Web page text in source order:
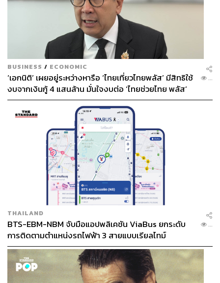
BUSINESS / ECONOMIC
‘เอกนิติ’ เผยอยู่ระหว่างหารือ ‘ไทยเที่ยวไทยพลัส’ มีสิทธิใช้
งบจากเงินกู้ 4 แสนล้าน มั่นใจงบต่อ ‘ไทยช่วยไทย พลัส’
เฟส 2 มีเพียงพอ
...
THAILAND
BTS-EBM-NBM จับมือแอปพลิเคชัน ViaBus ยกระดับ
การติดตามตำแหน่งรถไฟฟ้า 3 สายแบบเรียลไทม์
...